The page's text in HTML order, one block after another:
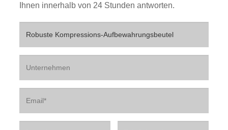
Ihnen innerhalb von 24 Stunden antworten.